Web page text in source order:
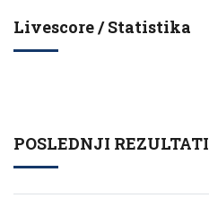
Livescore / Statistika
POSLEDNJI REZULTATI